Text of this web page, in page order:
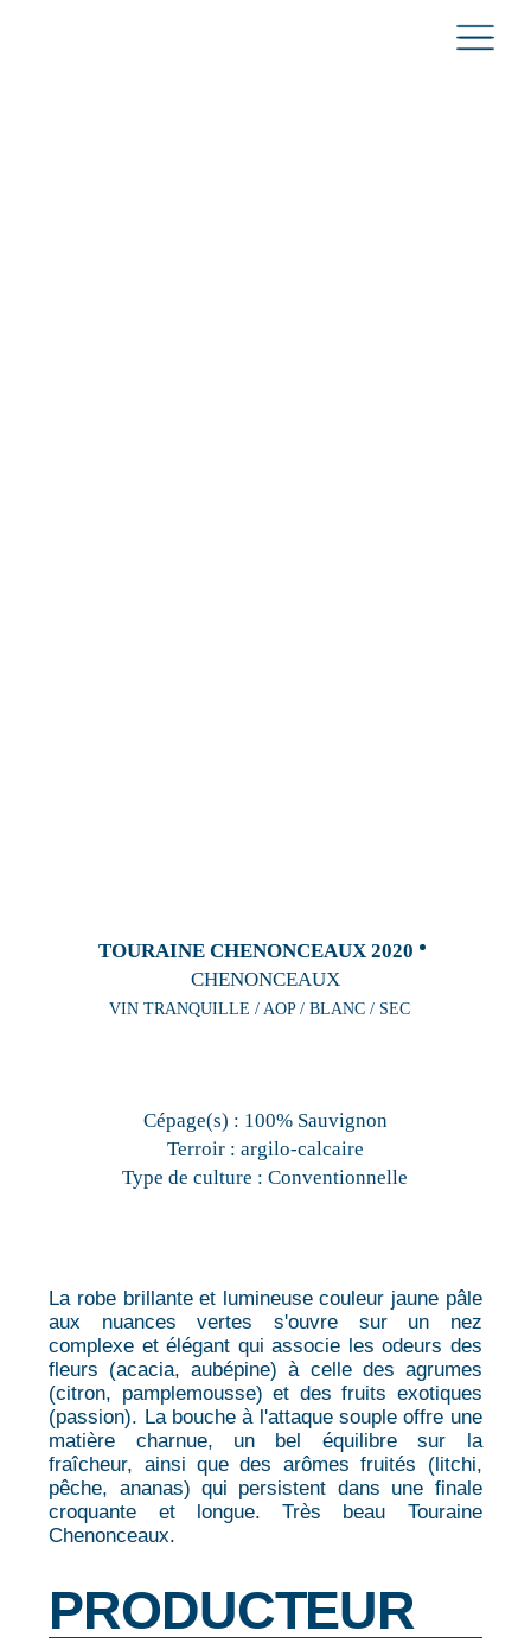
TOURAINE CHENONCEAUX 2020
CHENONCEAUX
VIN TRANQUILLE / AOP / BLANC / SEC
Cépage(s) : 100% Sauvignon
Terroir : argilo-calcaire
Type de culture : Conventionnelle
La robe brillante et lumineuse couleur jaune pâle
aux nuances vertes s'ouvre sur un nez
complexe et élégant qui associe les odeurs des
fleurs (acacia, aubépine) à celle des agrumes
(citron, pamplemousse) et des fruits exotiques
(passion). La bouche à l'attaque souple offre une
matière charnue, un bel équilibre sur la
fraîcheur, ainsi que des arômes fruités (litchi,
pêche, ananas) qui persistent dans une finale
croquante et longue. Très beau Touraine
Chenonceaux.
PRODUCTEUR